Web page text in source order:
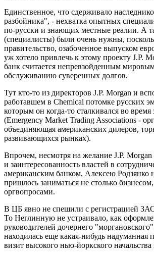
Единственное, что сдерживало
разбойника", - нехватка опытных
по-русски и знающих местные реалии. А
(специалисты) были очень нужны,
правительство, озабоченное выпуском
уж хотело привлечь к этому проекту J.P.
банк считается непревзойденным
обслуживанию суверенных долгов.
Тут кто-то из директоров J.P. Morgan и
работавшем в Chemical потомке русских
которым он когда-то сталкивался во
(Emergency Market Trading Associations -
объединяющая американских дилеров,
развивающихся рынках).
Впрочем, несмотря на желание J.P. Morgan
и заинтересованность властей в
американским банком, Алексею Родзянко
пришлось заниматься не столько
оргвопросами.
В ЦБ явно не спешили с регистрацией
То Неглинную не устраивало, как
руководителей дочернего
находилась еще какая-нибудь надуманная
визит высокого нью-йоркского